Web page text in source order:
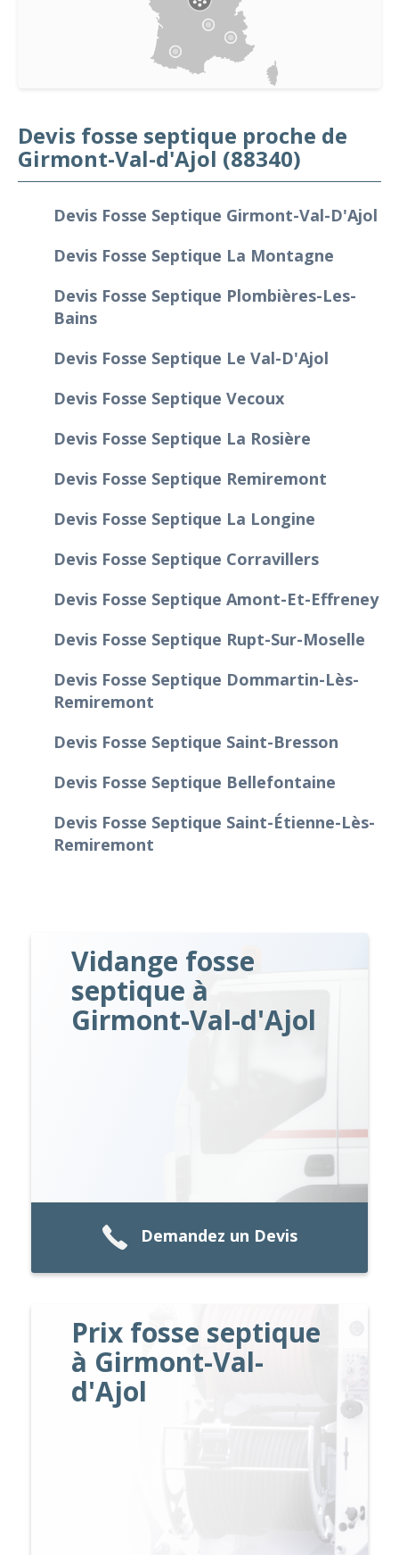
Devis fosse septique proche de
Girmont-Val-d'Ajol (88340)
Devis Fosse Septique Girmont-Val-D'Ajol
Devis Fosse Septique La Montagne
Devis Fosse Septique Plombières-Les-
Bains
Devis Fosse Septique Le Val-D'Ajol
Devis Fosse Septique Vecoux
Devis Fosse Septique La Rosière
Devis Fosse Septique Remiremont
Devis Fosse Septique La Longine
Devis Fosse Septique Corravillers
Devis Fosse Septique Amont-Et-Effreney
Devis Fosse Septique Rupt-Sur-Moselle
Devis Fosse Septique Dommartin-Lès-
Remiremont
Devis Fosse Septique Saint-Bresson
Devis Fosse Septique Bellefontaine
Devis Fosse Septique Saint-Étienne-Lès-
Remiremont
Vidange fosse
septique à
Girmont-Val-d'Ajol
Demandez un Devis
Prix fosse septique
à Girmont-Val-
d'Ajol